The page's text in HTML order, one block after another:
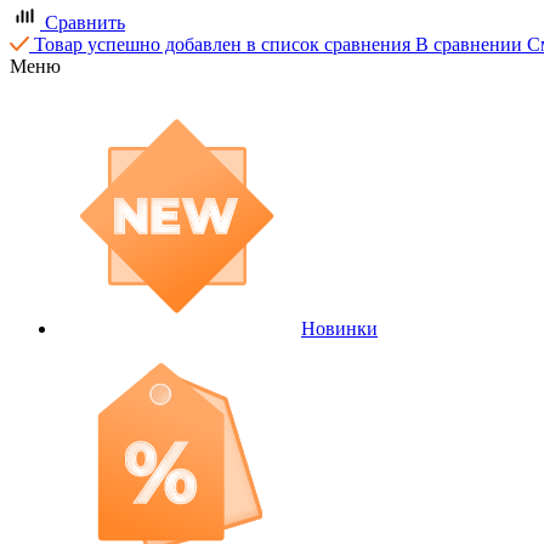
Сравнить
Товар успешно добавлен в список сравнения В сравнении
Меню
Новинки